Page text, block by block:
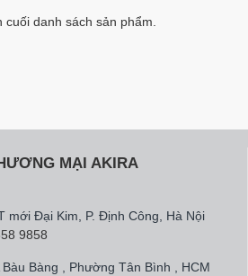
cuối danh sách sản phẩm.
MẠI AKIRA
mới Đại Kim, P. Định Công, Hà Nội
9858
Bàu Bàng , Phường Tân Bình , HCM